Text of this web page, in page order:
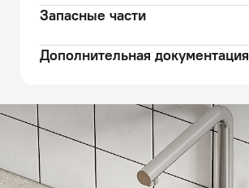
Запасные части
Дополнительная документация